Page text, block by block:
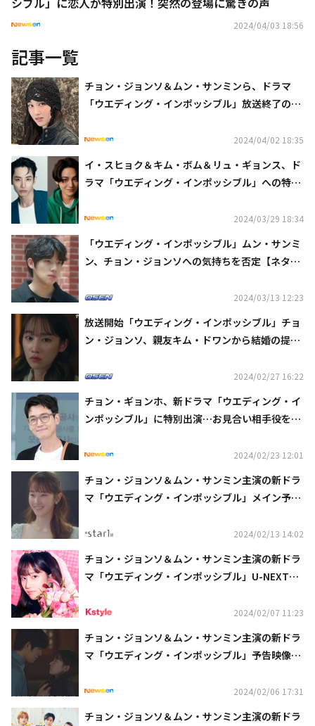
2024/04/03 18:56
記事一覧
チョン・ジョンソ＆ムン・サンミンら、ドラマ
「ウエディング・インポッシブル」放送終了の感
2024/04/02 18:35
イ・スヒョク＆キム・ボム＆リュ・ギョンス、ド
ラマ「ウエディング・インポッシブル」への特別
2024/03/29 18:34
「ウエディング・インポッシブル」ムン・サンミ
ン、チョン・ジョンソへの気持ちを否定【ネタバ
2024/03/13 12:23
放送開始「ウエディング・インポッシブル」チョ
ン・ジョンソ、親友キム・ドワンから結婚の提案
2024/02/27 16:22
チョン・ギョンホ、新ドラマ「ウエディング・イ
ンポッシブル」に特別出演…お見合い相手役を務
2024/02/23 12:01
チョン・ジョンソ＆ムン・サンミン主演の新ドラ
マ「ウエディング・インポッシブル」メイン予告
2024/02/13 14:02
チョン・ジョンソ＆ムン・サンミン主演の新ドラ
マ「ウエディング・インポッシブル」U-NEXTオ
2024/02/07 11:23
チョン・ジョンソ＆ムン・サンミン主演の新ドラ
マ「ウエディング・インポッシブル」予告映像を
2024/02/06 17:31
チョン・ジョンソ＆ムン・サンミン主演の新ドラ